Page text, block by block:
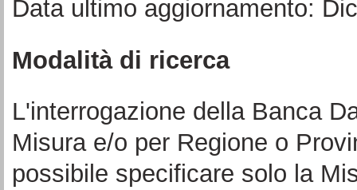
Data ultimo aggiornamento:
Modalità di ricerca
L'interrogazione della Banca
Misura e/o per Regione o
possibile specificare solo la